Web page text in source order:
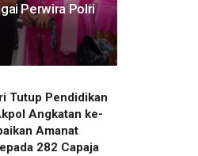
Perwira Polri
Tutup Pendidikan
Angkatan ke-
Amanat
282 Capaja